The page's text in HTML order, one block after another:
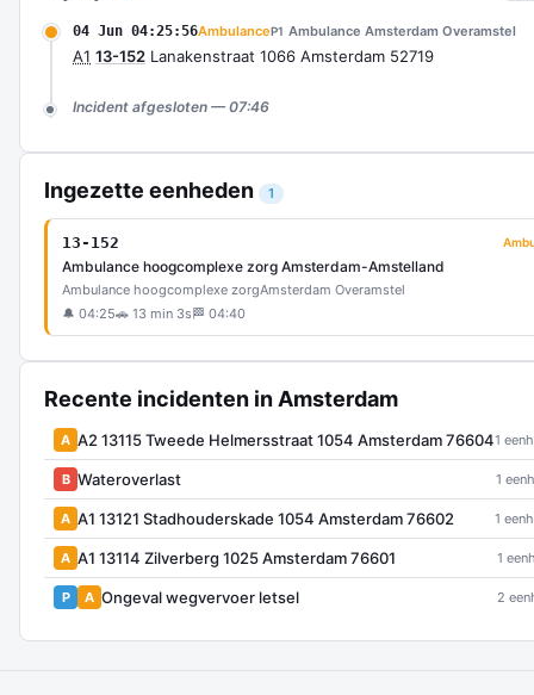
04 Jun 04:25:56AmbulanceP1 Ambulance Amsterdam Overamstel
A1 13-152 Lanakenstraat 1066 Amsterdam 52719
Incident afgesloten — 07:46
Ingezette eenheden 1
13-152
Ambulance hoogcomplexe zorg Amsterdam-Amstelland
Ambulance hoogcomplexe zorgAmsterdam Overamstel
🔔 04:25🚗 13 min 3s 🏁 04:40
Recente incidenten in Amsterdam
A A2 13115 Tweede Helmersstraat 1054 Amsterdam 766041
B Wateroverlast 1
A A1 13121 Stadhouderskade 1054 Amsterdam 76602 1
A A1 13114 Zilverberg 1025 Amsterdam 76601 1
P A Ongeval wegvervoer letsel 2